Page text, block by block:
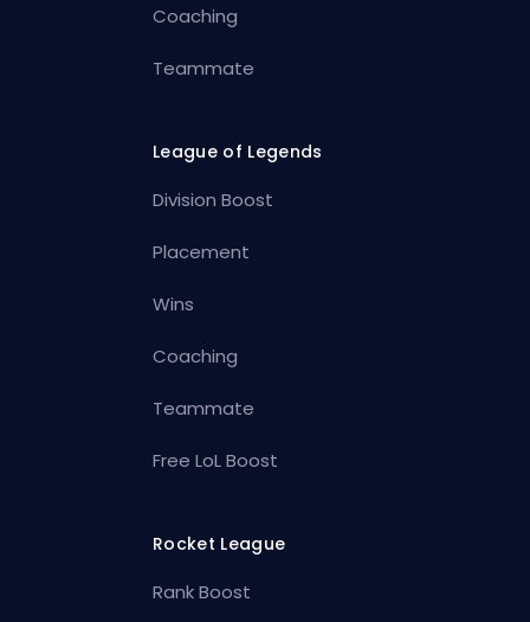
Coaching
Teammate
League of Legends
Division Boost
Placement
Wins
Coaching
Teammate
Free LoL Boost
Rocket League
Rank Boost